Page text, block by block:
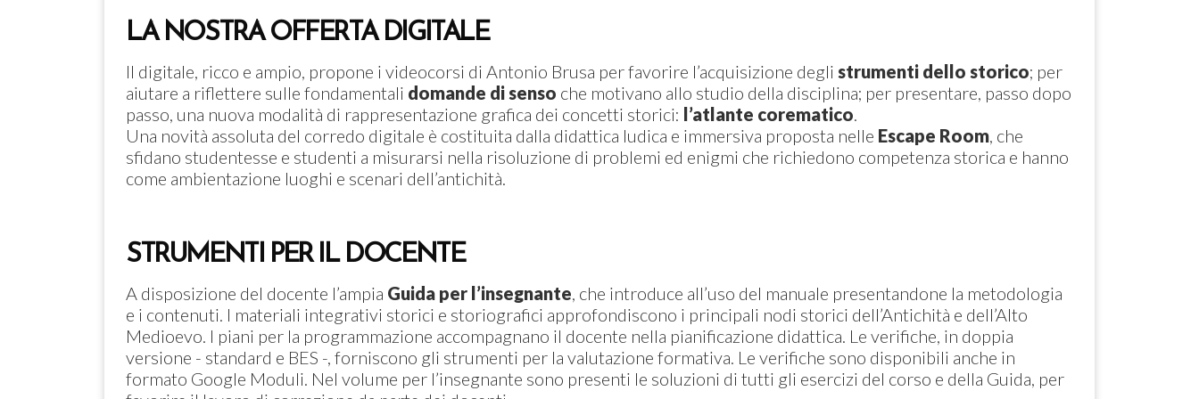
LA NOSTRA OFFERTA DIGITALE
Il digitale, ricco e ampio, propone i videocorsi di Antonio Brusa per favorire l’acquisizione degli strumenti dello storico; per
aiutare a riflettere sulle fondamentali domande di senso che motivano allo studio della disciplina; per presentare, passo dopo
passo, una nuova modalità di rappresentazione grafica dei concetti storici: l’atlante corematico.
Una novità assoluta del corredo digitale è costituita dalla didattica ludica e immersiva proposta nelle Escape Room, che
sfidano studentesse e studenti a misurarsi nella risoluzione di problemi ed enigmi che richiedono competenza storica e hanno
come ambientazione luoghi e scenari dell’antichità.
STRUMENTI PER IL DOCENTE
A disposizione del docente l’ampia Guida per l’insegnante, che introduce all’uso del manuale presentandone la metodologia
e i contenuti. I materiali integrativi storici e storiografici approfondiscono i principali nodi storici dell’Antichità e dell’Alto
Medioevo. I piani per la programmazione accompagnano il docente nella pianificazione didattica. Le verifiche, in doppia
versione - standard e BES -, forniscono gli strumenti per la valutazione formativa. Le verifiche sono disponibili anche in
formato Google Moduli. Nel volume per l’insegnante sono presenti le soluzioni di tutti gli esercizi del corso e della Guida, per